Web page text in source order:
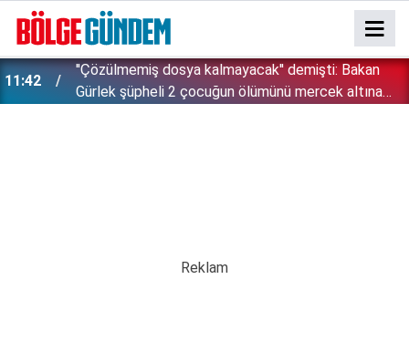
11:42
''Çözülmemiş dosya kalmayacak'' demişti: Bakan
Gürlek şüpheli 2 çocuğun ölümünü mercek altına